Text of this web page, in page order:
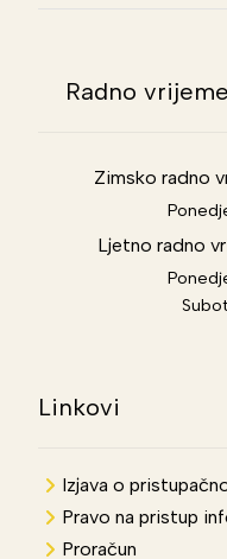
Radno
Zimsko radno
Ljetno radno
Linkovi
Izjava o
Pravo na pristup
Proračun